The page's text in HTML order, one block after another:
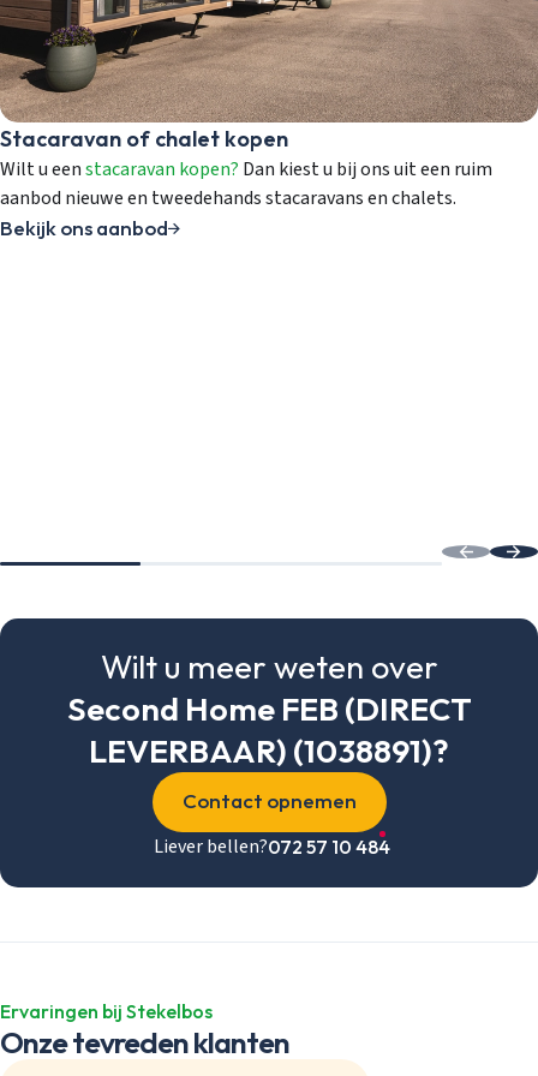
Stacaravan of chalet kopen
Wilt u eenstacaravan kopen? Dan kiest u bij ons uit een ruim
aanbod nieuwe en tweedehands stacaravans en chalets.
Bekijk ons aanbod
Wilt u meer weten over
Second Home FEB (DIRECT
LEVERBAAR) (1038891)?
Contact opnemen
Liever bellen?072 57 10 484
Ervaringen bij Stekelbos
Onze tevreden klanten
Inloggen
Account aanmaken